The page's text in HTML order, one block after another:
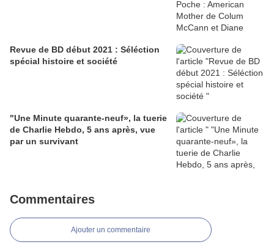
Revue de BD début 2021 : Séléction
spécial histoire et société
"Une Minute quarante-neuf», la tuerie
de Charlie Hebdo, 5 ans après, vue
par un survivant
Commentaires
Ajouter un commentaire